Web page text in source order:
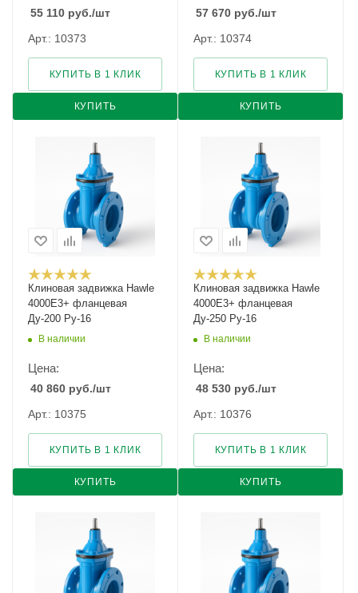
55 110 руб./шт
Арт.: 10373
КУПИТЬ
КУПИТЬ В 1 КЛИК
57 670 руб./шт
Арт.: 10374
КУПИТЬ
КУПИТЬ В 1 КЛИК
Клиновая задвижка Hawle
4000E3+ фланцевая
Ду-200 Ру-16
В наличии
Цена:
40 860 руб./шт
Арт.: 10375
КУПИТЬ
КУПИТЬ В 1 КЛИК
Клиновая задвижка Hawle
4000E3+ фланцевая
Ду-250 Ру-16
В наличии
Цена:
48 530 руб./шт
Арт.: 10376
КУПИТЬ
КУПИТЬ В 1 КЛИК